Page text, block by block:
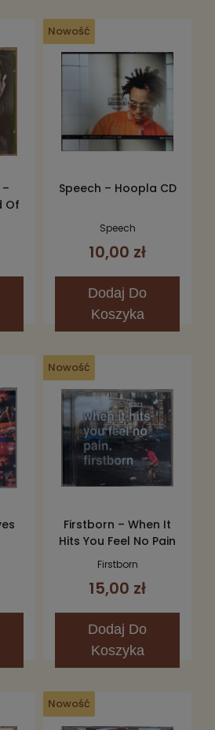
Of
Nowość
Speech – Hoopla CD
Speech
10,00 zł
Dodaj Do
Koszyka
Nowość
Firstborn – When It
Hits You Feel No Pain
CD
Firstborn
15,00 zł
Dodaj Do
Koszyka
Nowość